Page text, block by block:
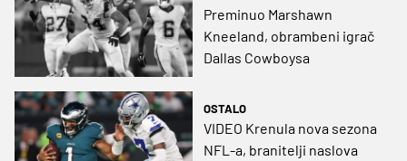
Preminuo Marshawn
Kneeland, obrambeni igrač
Dallas Cowboysa
OSTALO
VIDEO Krenula nova sezona
NFL-a, branitelji naslova